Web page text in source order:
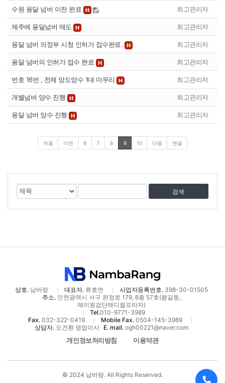
수원 용달 넘버 이전 완료 H 최고관리자
제주에 용달넘버 매도 H 최고관리자
용달 넘버 의정부 시청 인허가 접수완료. H 최고관리자
용달 넘버의 인허가 접수 완료 H 최고관리자
번호 16번 , 전체 양도양수 1대 마무리 H 최고관리자
개별넘버 양수 진행 H 최고관리자
용달 넘버 양수 진행 H 최고관리자
처음 이전 6 7 8 9 10 다음 맨끝
게
물
검
색
대
검
어
상호.남바랑 대표자.류호연 사업자등록번호.398-30-01505
주소.인천광역시 서구 완정로 179, 6층 57호(왕길동,
제이원검단메디컬프라자)
Tel.010-9771-3989
Fax. 032-322-0419 Mobile Fax. 0504-145-3989
상담자.오건환 영업이사 E. mail.ogh00221@naver.com
개인정보처리방침 이용약관
© 2024 남바랑. All Rights Reserved.